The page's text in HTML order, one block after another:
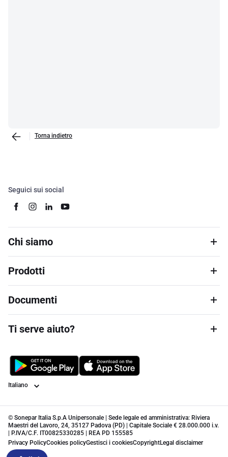
Torna indietro
Seguici sui social
Chi siamo
Prodotti
Documenti
Ti serve aiuto?
Lingua
© Sonepar Italia S.p.A Unipersonale | Sede legale ed amministrativa: Riviera
Maestri del Lavoro, 24, 35127 Padova (PD) | Capitale Sociale € 28.000.000 i.v.
| P.IVA/C.F. IT00825330285 | REA PD 155585
Privacy PolicyCookies policyGestisci i cookiesCopyrightLegal disclaimer